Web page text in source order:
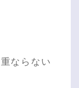
ならない